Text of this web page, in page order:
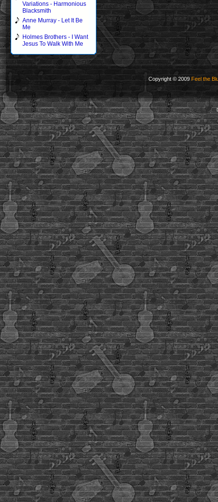
Variations - Harmonious
Blacksmith
Anne Murray - Let It Be
Me
Holmes Brothers - I Want
Jesus To Walk With Me
Copyright © 2009Feel the